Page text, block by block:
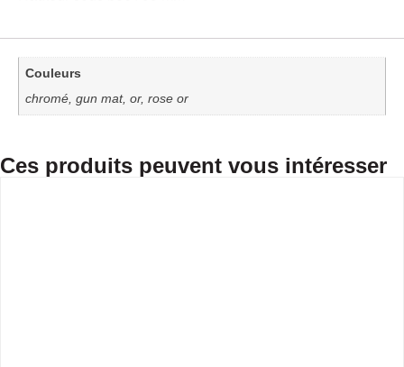
Couleurs
chromé, gun mat, or, rose or
Ces produits peuvent vous intéresser